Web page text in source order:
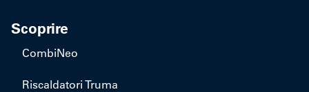
Scoprire
CombiNeo
Riscaldatori Truma